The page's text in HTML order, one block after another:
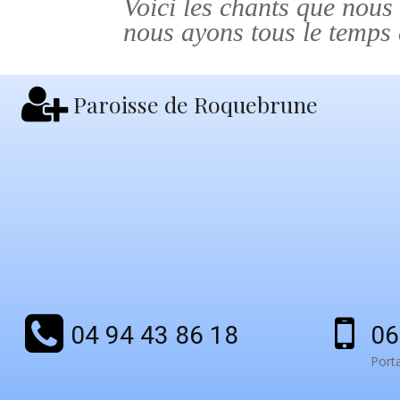
Voici les chants que
nous ayons tous le
Paroisse de Roquebrune
04 94 43 86 18